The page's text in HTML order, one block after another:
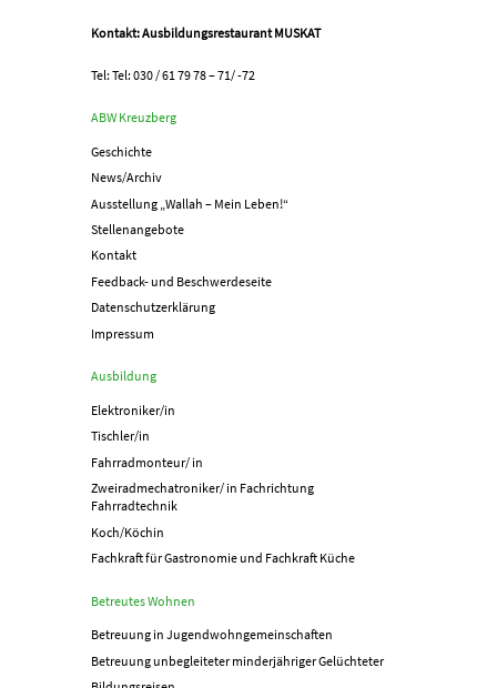
Kontakt: Ausbildungsrestaurant MUSKAT
Tel: Tel: 030 / 61 79 78 – 71/ -72
ABW Kreuzberg
Geschichte
News/Archiv
Ausstellung „Wallah – Mein Leben!“
Stellenangebote
Kontakt
Feedback- und Beschwerdeseite
Datenschutzerklärung
Impressum
Ausbildung
Elektroniker/in
Tischler/in
Fahrradmonteur/ in
Zweiradmechatroniker/ in Fachrichtung
Fahrradtechnik
Koch/Köchin
Fachkraft für Gastronomie und Fachkraft Küche
Betreutes Wohnen
Betreuung in Jugend­­wohn­­gemeinschaften
Betreuung unbegleiteter minderjähriger Gelüchteter